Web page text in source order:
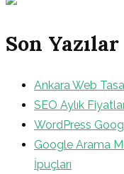
Son Yazılar
Ankara Web
SEO Aylık
WordPress
Google Arama
İpuçları